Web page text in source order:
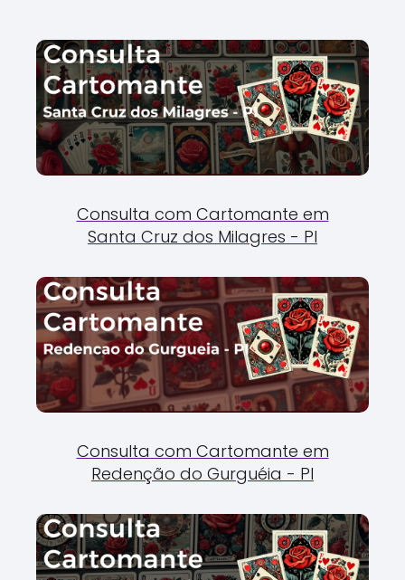
Consulta com Cartomante em
Santa Cruz dos Milagres - PI
Consulta com Cartomante em
Redenção do Gurguéia - PI